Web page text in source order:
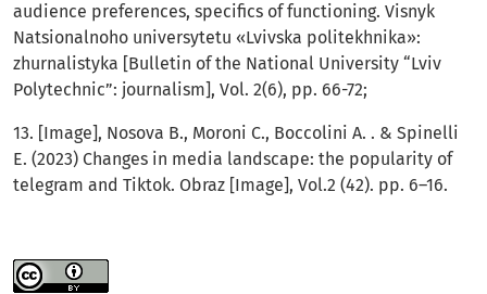
audience preferences, specifics of functioning. Visnyk
Natsionalnoho universytetu «Lvivska politekhnika»:
zhurnalistyka [Bulletin of the National University “Lviv
Polytechnic”: journalism], Vol. 2(6), pp. 66-72;
13. [Image], Nosova B., Moroni C., Boccolini A. . & Spinelli
E. (2023) Changes in media landscape: the popularity of
telegram and Tiktok. Obraz [Image], Vol.2 (42). рр. 6–16.